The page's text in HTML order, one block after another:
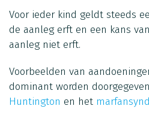
Voor ieder kind geldt steeds
de aanleg erft en een kans
aanleg niet erft.
Voorbeelden van
dominant worden
Huntington en het